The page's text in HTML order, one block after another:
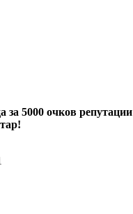
за 5000 очков репутации